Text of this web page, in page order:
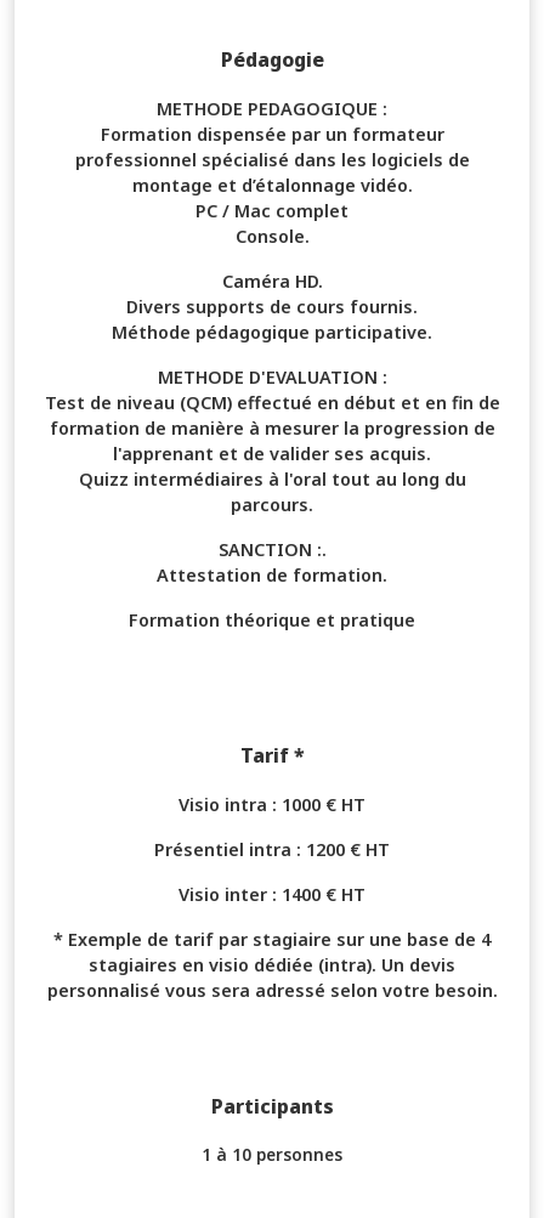
Pédagogie
METHODE PEDAGOGIQUE :
Formation dispensée par un formateur
professionnel spécialisé dans les logiciels de
montage et d’étalonnage vidéo.
PC / Mac complet
Console.
Caméra HD.
Divers supports de cours fournis.
Méthode pédagogique participative.
METHODE D'EVALUATION :
Test de niveau (QCM) effectué en début et en fin de
formation de manière à mesurer la progression de
l'apprenant et de valider ses acquis.
Quizz intermédiaires à l'oral tout au long du
parcours.
SANCTION :.
Attestation de formation.
Formation théorique et pratique
Tarif *
Visio intra : 1000 € HT
Présentiel intra : 1200 € HT
Visio inter : 1400 € HT
* Exemple de tarif par stagiaire sur une base de 4
stagiaires en visio dédiée (intra). Un devis
personnalisé vous sera adressé selon votre besoin.
Participants
1 à 10 personnes